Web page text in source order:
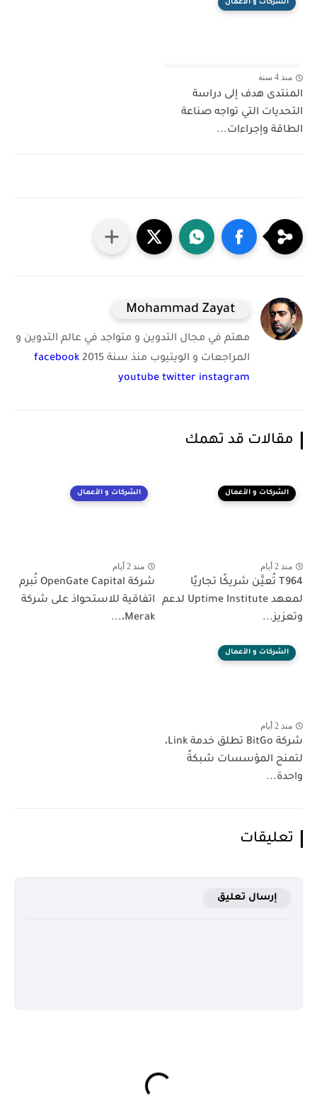
الشركات و الأعمال
منذ 4 سنة
المنتدى هدف إلى دراسة
التحديات التي تواجه صناعة
الطاقة وإجراءات...
Mohammad Zayat
مهتم في مجال التدوين و متواجد في عالم التدوين و
المراجعات و الويتيوب منذ سنة 2015
facebook
youtube twitter instagram
مقالات قد تهمك
الشركات و الأعمال
منذ 2 أيام
T964 تُعيَّن شريكًا تجاريًا
لمعهد Uptime Institute لدعم
وتعزيز...
الشركات و الأعمال
منذ 2 أيام
شركة OpenGate Capital تُبرم
اتفاقية للاستحواذ على شركة
Merak،...
الشركات و الأعمال
منذ 2 أيام
شركة BitGo تطلق خدمة Link،
لتمنح المؤسسات شبكةً
واحدة...
تعليقات
إرسال تعليق